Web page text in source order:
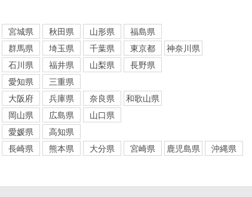
宮城県 秋田県 山形県
福島県
群馬県 埼玉県 千葉県 東京都
神奈川県
石川県 福井県 山梨県
長野県
愛知県
三重県
大阪府 兵庫県 奈良県
和歌山県
岡山県 広島県
山口県
愛媛県
高知県
長崎県 熊本県 大分県 宮崎県 鹿児島県 沖縄県